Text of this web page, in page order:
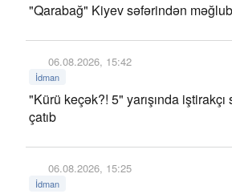
"Qarabağ" Kiyev səfərindən
06.08.2026, 15:42
İdman
"Kürü keçək?! 5" yarışında
çatıb
06.08.2026, 15:25
İdman